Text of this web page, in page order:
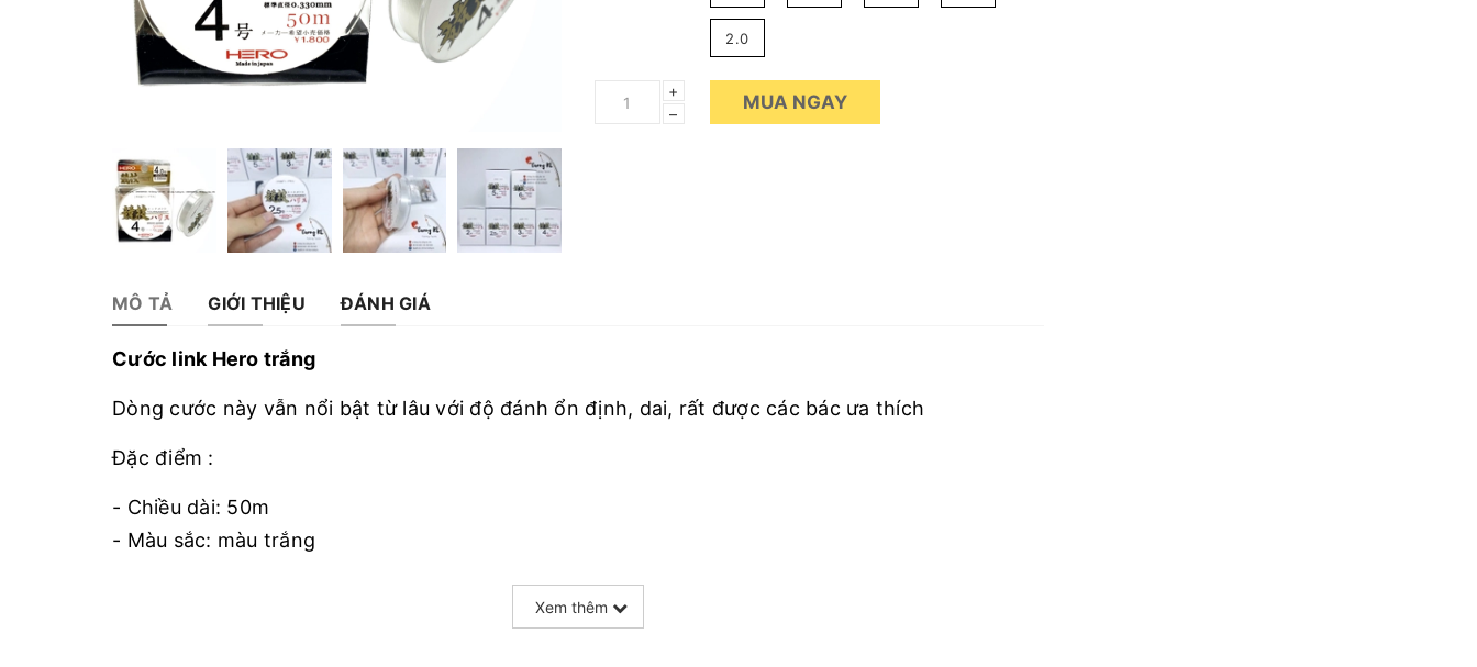
2.0
+
–
MUA NGAY
MÔ TẢ GIỚI THIỆU ĐÁNH GIÁ
Cước link Hero trắng
Dòng cước này vẫn nổi bật từ lâu với độ đánh ổn định, dai, rất được các bác ưa thích
Đặc điểm :
- Chiều dài: 50m
- Màu sắc: màu trắng
Xem thêm